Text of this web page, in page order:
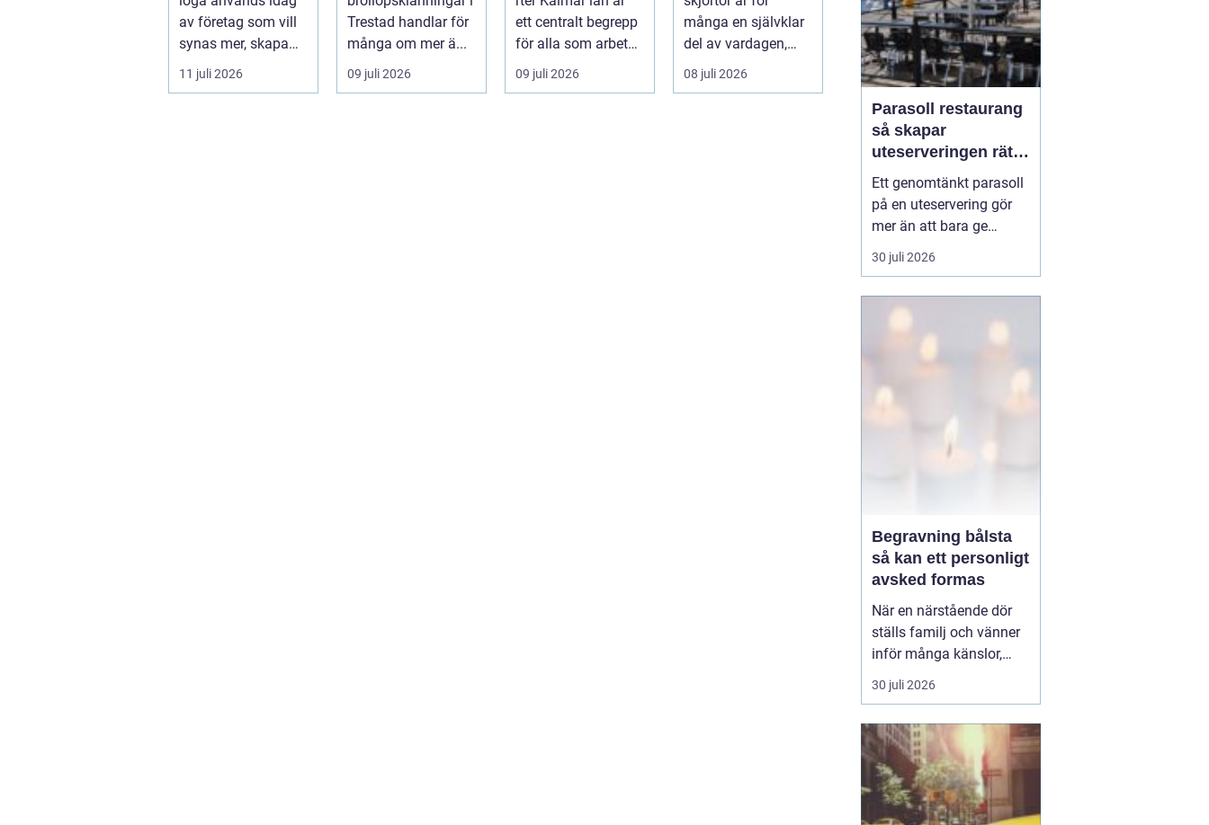
av företag som vill
synas mer, skapa
stolthet inte...
11 juli 2026
Trestad handlar för
många om mer ä...
09 juli 2026
ett centralt begrepp
för alla som arbetar
m...
09 juli 2026
klädvård i
praktiken
många en självklar
del av vardagen,
men ...
08 juli 2026
Parasoll restaurang
så skapar
uteserveringen rätt
känsla året runt
Ett genomtänkt parasoll
på en uteservering gör
mer än att bara ge
skugga. Det påverkar hur
länge gästerna stannar,
och om de väljer att
komma tillbaka. När
kraven på komfort,
30 juli 2026
Begravning bålsta
så kan ett personligt
avsked formas
När en närstående dör
ställs familj och vänner
inför många känslor,
men också praktiska
beslut.
ceremoni i någon av
Håbo församlings kyrkor
eller ka...
30 juli 2026